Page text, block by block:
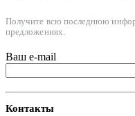
Получите всю последнюю
предложениях.
Ваш e-mail
Контакты